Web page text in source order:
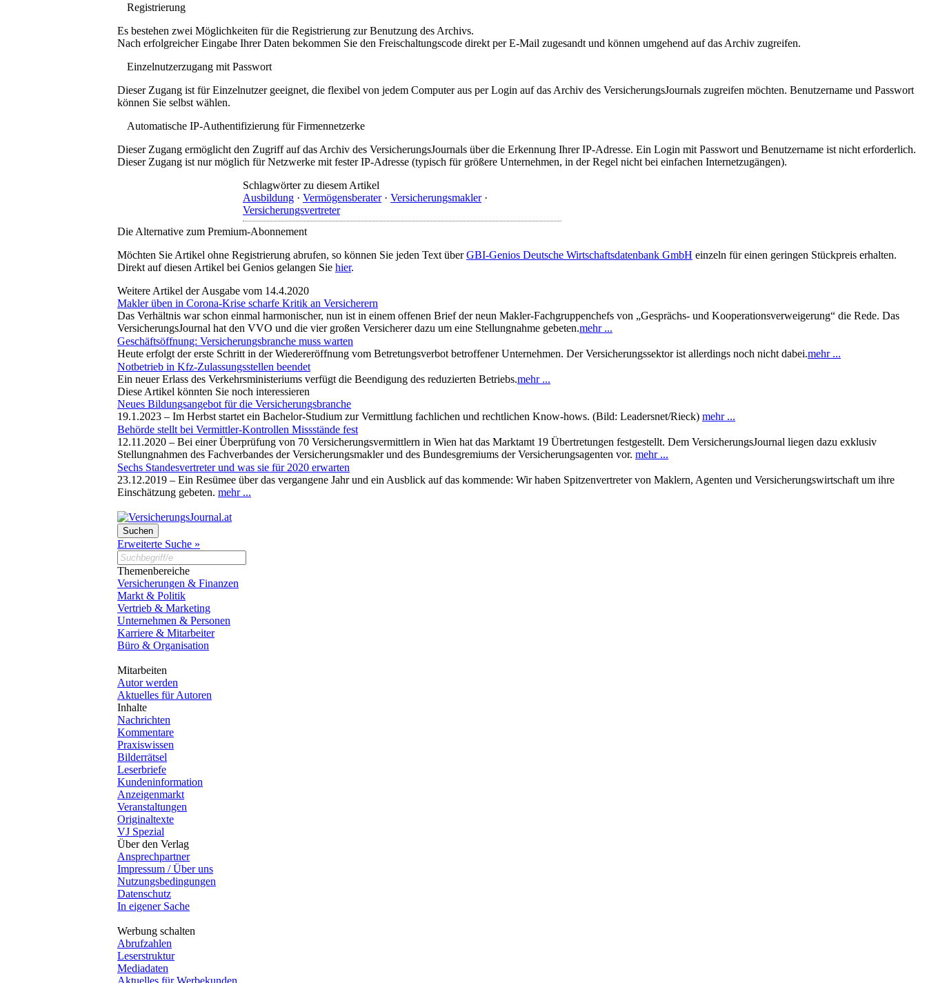
Registrierung
Es bestehen zwei Möglichkeiten für die Registrierung zur Benutzung des Archivs.
Nach erfolgreicher Eingabe Ihrer Daten bekommen Sie den Freischaltungscode direkt per E-Mail zugesandt und können umgehend auf das Archiv zugreifen.
Einzelnutzerzugang mit Passwort
Dieser Zugang ist für Einzelnutzer geeignet, die flexibel von jedem Computer aus per Login auf das Archiv des VersicherungsJournals zugreifen möchten. Benutzername und Passwort
können Sie selbst wählen.
Automatische IP-Authentifizierung für Firmennetzerke
Dieser Zugang ermöglicht den Zugriff auf das Archiv des VersicherungsJournals über die Erkennung Ihrer IP-Adresse. Ein Login mit Passwort und Benutzername ist nicht erforderlich.
Dieser Zugang ist nur möglich für Netzwerke mit fester IP-Adresse (typisch für größere Unternehmen, in der Regel nicht bei einfachen Internetzugängen).
Schlagwörter zu diesem Artikel
Ausbildung · Vermögensberater· Versicherungsmakler·
Versicherungsvertreter
Die Alternative zum Premium-Abonnement
Möchten Sie Artikel ohne Registrierung abrufen, so können Sie jeden Text überGBI-Genios Deutsche Wirtschaftsdatenbank GmbH einzeln für einen geringen Stückpreis erhalten.
Direkt auf diesen Artikel bei Genios gelangen Sie hier.
Weitere Artikel der Ausgabe vom 14.4.2020
Makler üben in Corona-Krise scharfe Kritik an Versicherern
Das Verhältnis war schon einmal harmonischer, nun ist in einem offenen Brief der neun Makler-Fachgruppenchefs von „Gesprächs- und Kooperationsverweigerung“ die Rede. Das
VersicherungsJournal hat den VVO und die vier großen Versicherer dazu um eine Stellungnahme gebeten.mehr ...
Geschäftsöffnung: Versicherungsbranche muss warten
Heute erfolgt der erste Schritt in der Wiedereröffnung vom Betretungsverbot betroffener Unternehmen. Der Versicherungssektor ist allerdings noch nicht dabei.mehr ...
Notbetrieb in Kfz-Zulassungsstellen beendet
Ein neuer Erlass des Verkehrsministeriums verfügt die Beendigung des reduzierten Betriebs.mehr ...
Diese Artikel könnten Sie noch interessieren
Neues Bildungsangebot für die Versicherungsbranche
19.1.2023 – Im Herbst startet ein Bachelor-Studium zur Vermittlung fachlichen und rechtlichen Know-hows. (Bild: Leadersnet/Rieck) mehr ...
Behörde stellt bei Vermittler-Kontrollen Missstände fest
12.11.2020 – Bei einer Überprüfung von 70 Versicherungsvermittlern in Wien hat das Marktamt 19 Übertretungen festgestellt. Dem VersicherungsJournal liegen dazu exklusiv
Stellungnahmen des Fachverbandes der Versicherungsmakler und des Bundesgremiums der Versicherungsagenten vor. mehr ...
Sechs Standesvertreter und was sie für 2020 erwarten
23.12.2019 – Ein Resümee über das vergangene Jahr und ein Ausblick auf das kommende: Wir haben Spitzenvertreter von Maklern, Agenten und Versicherungswirtschaft um ihre
Einschätzung gebeten. mehr ...
Erweiterte Suche »
Themenbereiche
Versicherungen & Finanzen
Markt & Politik
Vertrieb & Marketing
Unternehmen & Personen
Karriere & Mitarbeiter
Büro & Organisation
Mitarbeiten
Autor werden
Aktuelles für Autoren
Inhalte
Nachrichten
Kommentare
Praxiswissen
Bilderrätsel
Leserbriefe
Kundeninformation
Anzeigenmarkt
Veranstaltungen
Originaltexte
VJ Spezial
Über den Verlag
Ansprechpartner
Impressum / Über uns
Nutzungsbedingungen
Datenschutz
In eigener Sache
Werbung schalten
Abrufzahlen
Leserstruktur
Mediadaten
Aktuelles für Werbekunden